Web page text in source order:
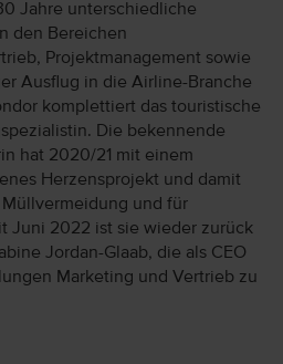
Jahre unterschiedliche
den Bereichen
Projektmanagement sowie
Ausflug in die Airline-Branche
komplettiert das touristische
Die bekennende
hat 2020/21 mit einem
Herzensprojekt und damit
und für
Juni 2022 ist sie wieder zurück
Jordan-Glaab, die als CEO
Marketing und Vertrieb zu